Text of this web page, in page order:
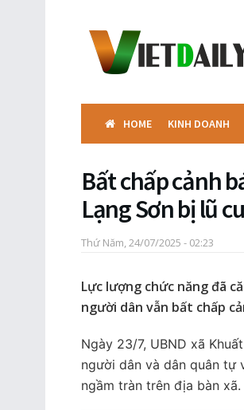
HOME KINH DOANH
Bất chấp cảnh
Lạng Sơn bị lũ
Thứ Năm, 24/07/2025 - 02:23
Lực lượng chức năng đã
người dân vẫn bất chấp
Ngày 23/7, UBND xã
người dân và dân quân
ngầm tràn trên địa bàn xã.